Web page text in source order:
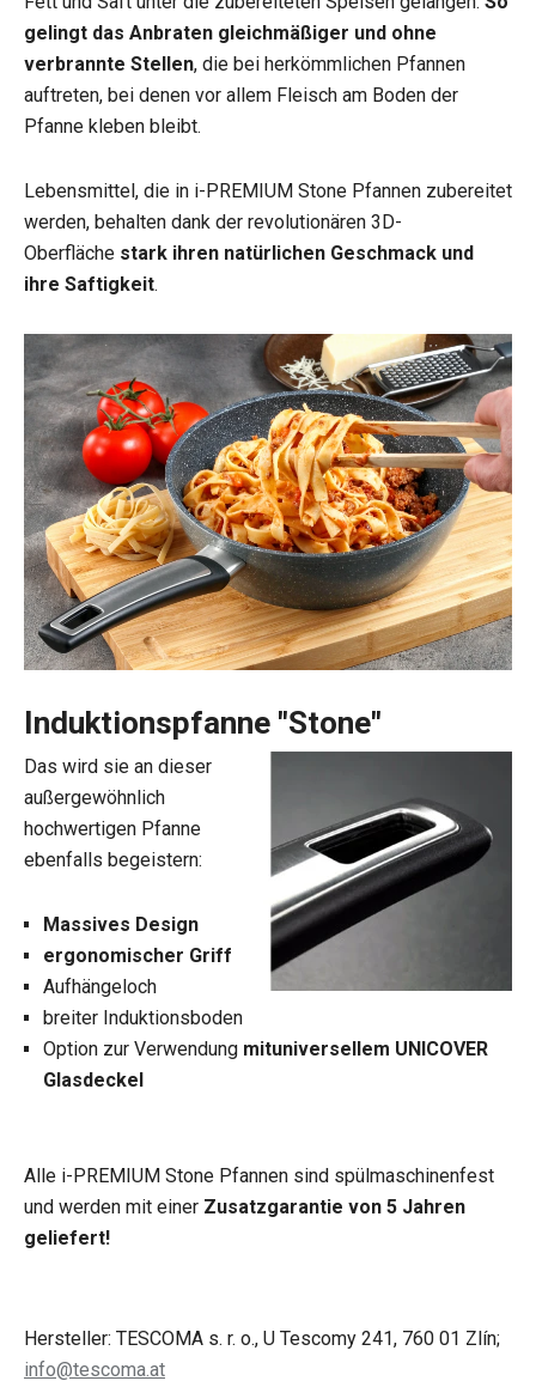
gelingt das Anbraten gleichmäßiger und ohne
verbrannte Stellen, die bei herkömmlichen Pfannen
auftreten, bei denen vor allem Fleisch am Boden der
Pfanne kleben bleibt.
Lebensmittel, die in i-PREMIUM Stone Pfannen zubereitet
werden, behalten dank der revolutionären 3D-
Oberfläche stark ihren natürlichen Geschmack und
ihre Saftigkeit.
Induktionspfanne "Stone"
Das wird sie an dieser
außergewöhnlich
hochwertigen Pfanne
ebenfalls begeistern:
Massives Design
ergonomischer Griff
Aufhängeloch
breiter Induktionsboden
Option zur Verwendung mituniversellem UNICOVER
Glasdeckel
Alle i-PREMIUM Stone Pfannen sind spülmaschinenfest
und werden mit einer Zusatzgarantie von 5 Jahren
geliefert!
Hersteller: TESCOMA s. r. o., U Tescomy 241, 760 01 Zlín;
info@tescoma.at